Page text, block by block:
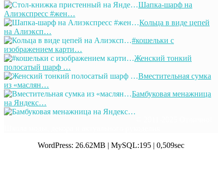
Шапка-шарф на
Алиэкспресс #жен…
Кольца в виде цепей
на Алиэксп…
#кошельки с
изображением карти…
Женский тонкий
полосатый шарф …
Вместительная сумка
из «маслян…
Бамбуковая менажница
на Яндекс…
WordPress: 26.62MB | MySQL:195 | 0,509sec